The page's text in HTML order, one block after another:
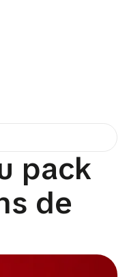
pack
de